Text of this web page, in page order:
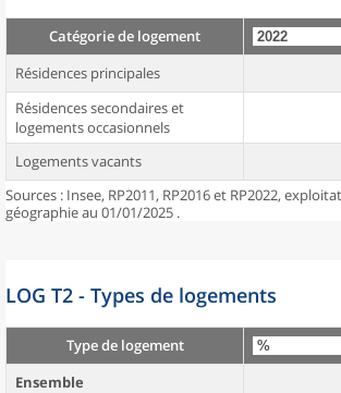
Catégorie de logement
Résidences principales
Résidences secondaires et
logements occasionnels
Logements vacants
Sources : Insee, RP2011, RP2016 et RP2022,
géographie au 01/01/2025 .
LOG T2 - Types de logements
Type de logement
Ensemble